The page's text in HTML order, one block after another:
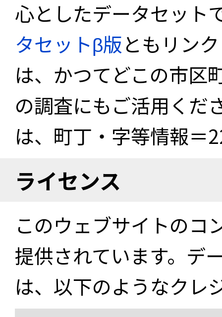
心としたデータセット
タセットβ版ともリン
は、かつてどこの市区
の調査にもご活用くだ
は、町丁・字等情報＝
ライセンス
このウェブサイトのコ
提供されています。デ
は、以下のようなクレ